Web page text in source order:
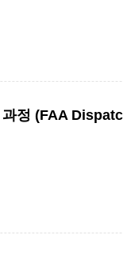
과정 (FAA